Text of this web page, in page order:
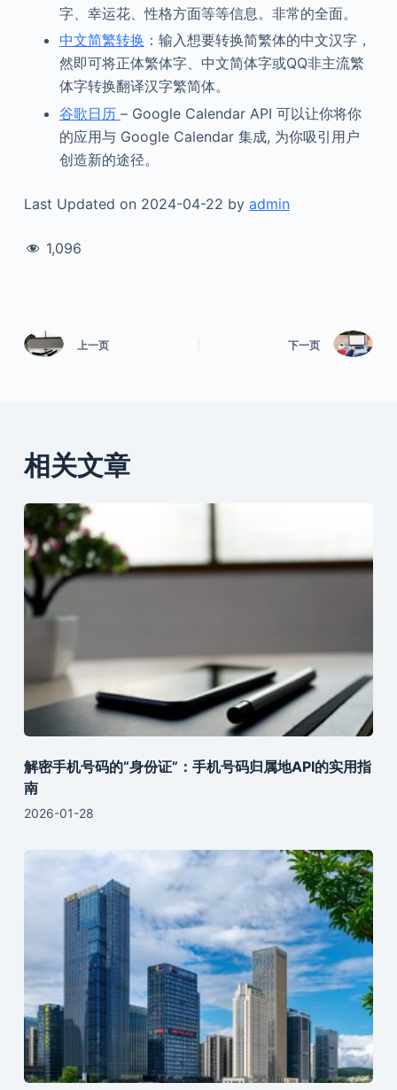
字、幸运花、性格方面等等信息。非常的全面。
中文简繁转换 ：输入想要转换简繁体的中文汉字，
然即可将正体繁体字、中文简体字或QQ非主流繁
体字转换翻译汉字繁简体。
谷歌日历 – Google Calendar API 可以让你将你
的应用与 Google Calendar 集成, 为你吸引用户
创造新的途径。
Last Updated on 2024-04-22 by admin
1,096
上一页 下一页
相关文章
解密手机号码的“身份证”：手机号码归属地API的实用指
南
2026-01-28